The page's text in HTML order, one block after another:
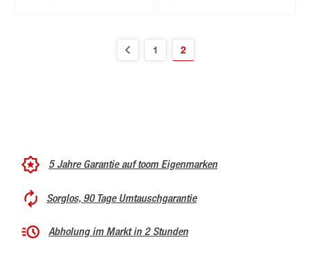
1 2
5 Jahre Garantie auf toom Eigenmarken
Sorglos, 90 Tage Umtauschgarantie
Abholung im Markt in 2 Stunden